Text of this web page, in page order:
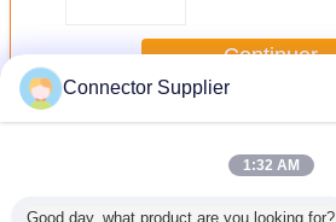
plastique
Continuer
PlusConnecteur mâle de soudure
Connector Supplier
1:32 AM
Good day, what product are you looking for?